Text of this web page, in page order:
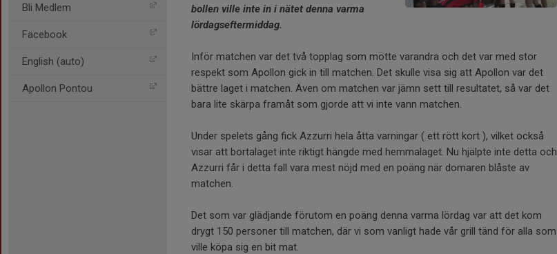
Bli Medlem
Facebook
English (auto)
Apollon Pontou
bollen ville inte in i nätet denna varma
lördagseftermiddag.
Inför matchen var det två topplag som mötte varandra och det var med stor
respekt som Apollon gick in till matchen. Det skulle visa sig att Apollon var det
bättre laget i matchen. Även om matchen var jämn sett till resultatet, så var det
bara lite skärpa framåt som gjorde att vi inte vann matchen.
Under spelets gång fick Azzurri hela åtta varningar ( ett rött kort ), vilket också
visar att bortalaget inte riktigt hängde med hemmalaget. Nu hjälpte inte detta och
Azzurri får i detta fall vara mest nöjd med en poäng när domaren blåste av
matchen.
Det som var glädjande förutom en poäng denna varma lördag var att det kom
drygt 150 personer till matchen, där vi som vanligt hade vår grill tänd för alla som
ville köpa sig en bit mat.